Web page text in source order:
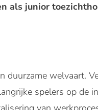
als junior
welvaart.
spelers op de